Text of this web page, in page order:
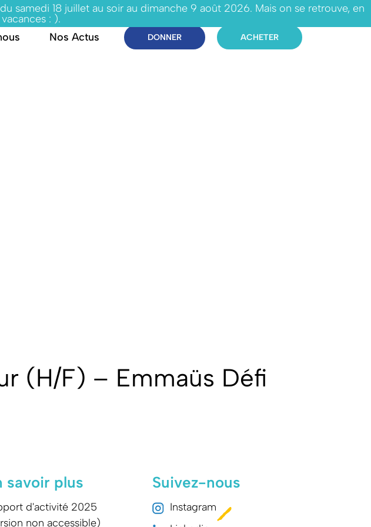
18 juillet au soir au dimanche 9 août 2026. Mais on se retrouve, en
: ).
Nos Actus DONNER ACHETER
(H/F) – Emmaüs Défi
savoir plus
d'activité 2025
non accessible)
Suivez-nous
Instagram